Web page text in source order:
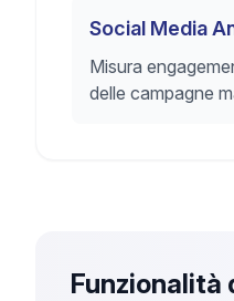
Social Media
Misura
delle campagne
Funzionalità